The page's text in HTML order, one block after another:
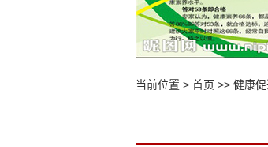
当前位置 > 首页 >> 健康